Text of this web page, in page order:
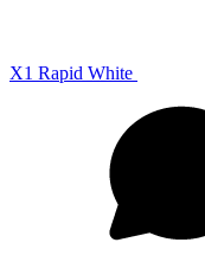
X1 Rapid White